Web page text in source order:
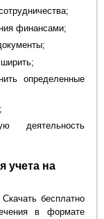
финансами;
определенные
учета на
бесплатно
в формате